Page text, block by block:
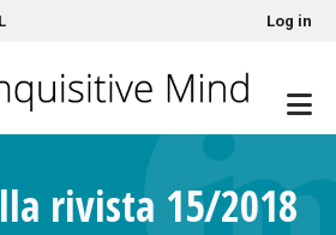
User account menuLog in
rivista 15/2018